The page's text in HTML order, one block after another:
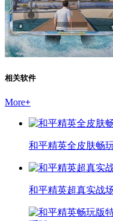
相关软件
More+
和平精英全皮肤畅
和平精英超真实战